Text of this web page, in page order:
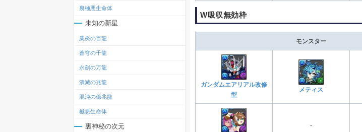
W吸収無効枠
モンスター
ガンダムエアリアル改修
型
メティス
-
裏極悪生命体
未知の新星
業炎の百龍
蒼穹の千龍
永刻の万龍
潰滅の兆龍
混沌の億兆龍
極悪生命体
裏神秘の次元